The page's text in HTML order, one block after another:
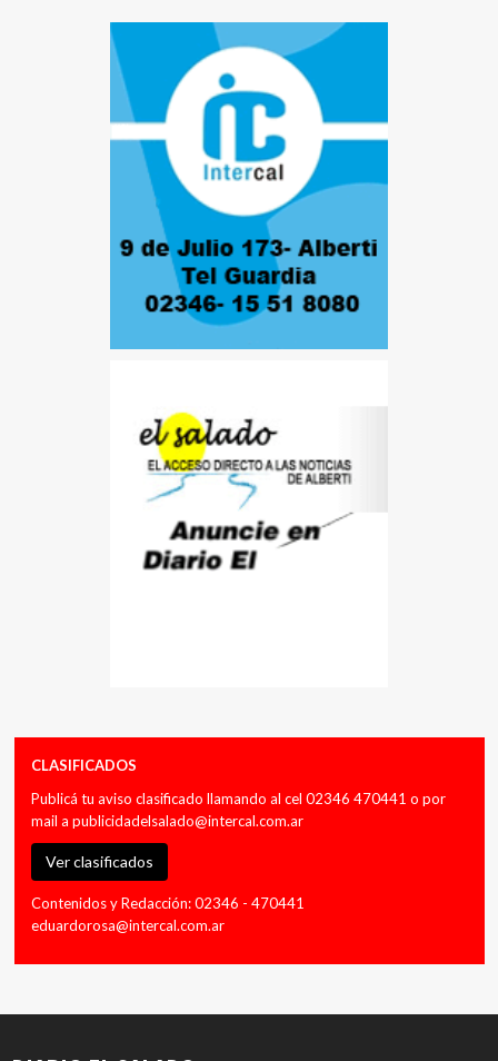
CLASIFICADOS
Publicá tu aviso clasificado llamando al cel 02346 470441 o por
mail a publicidadelsalado@intercal.com.ar
Ver clasificados
Contenidos y Redacción: 02346 - 470441
eduardorosa@intercal.com.ar